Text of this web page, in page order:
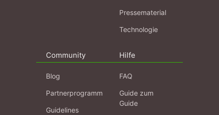
Pressematerial
Technologie
Community
Blog
Partnerprogramm
Guidelines
Hilfe
FAQ
Guide zum
Guide